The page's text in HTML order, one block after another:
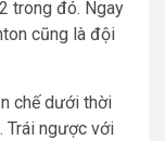
trong đó. Ngay
cũng là đội
chế dưới thời
Trái ngược với